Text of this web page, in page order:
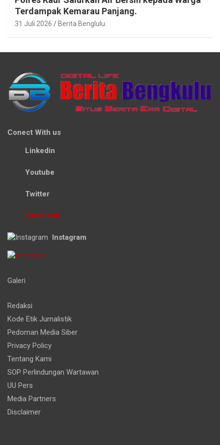
Terdampak Kemarau Panjang.
31 Juli 2026 Berita Benglulu
Conect With us
Linkedin
Youtube
Twitter
Facebook
Instagram
-
Galeri
Redaksi
Kode Etik Jurnalistik
Pedoman Media Siber
Privacy Policy
Tentang Kami
SOP Perlindungan Wartawan
UU Pers
Media Partners
Disclaimer